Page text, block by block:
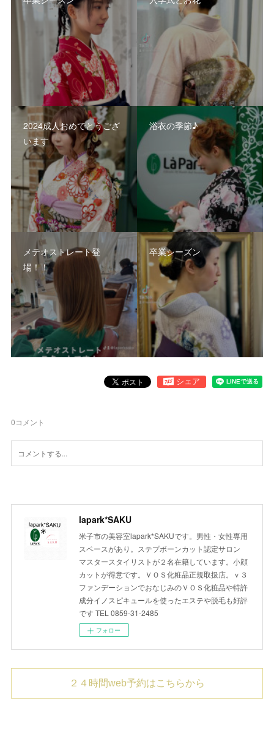
2024成人おめでとうござ
います
浴衣の季節♪
メテオストレート登
場！！
卒業シーズン
0コメント
lapark*SAKU
米子市の美容室lapark*SAKUです。男性・女性専用
スペースがあり。ステプボーンカット認定サロン
マスタースタイリストが２名在籍しています。小顔
カットが得意です。ＶＯＳ化粧品正規取扱店。ｖ３
ファンデーションでおなじみのＶＯＳ化粧品や特許
成分イノスピキュールを使ったエステや脱毛も好評
です TEL 0859-31-2485
フォロー
２４時間web予約はこちらから